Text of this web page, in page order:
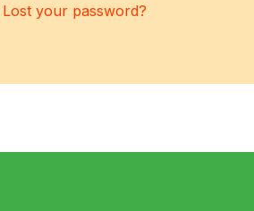
Lost your password?